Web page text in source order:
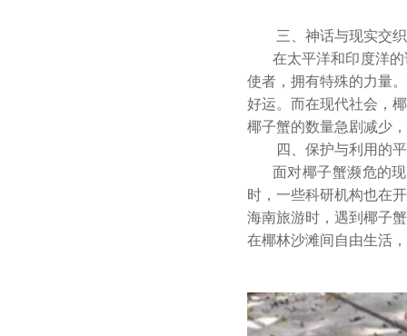
三、神话与现实交
在太平洋和印度洋
使者，拥有特殊的力量
好运。而在现代社会，
椰子蟹的数量急剧减少
四、保护与利用的
面对椰子蟹濒危的
时，一些科研机构也在
海南旅游时，遇到椰子
在椰林沙滩间自由生活